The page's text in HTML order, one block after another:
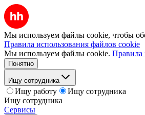
Мы используем файлы cookie, чтобы
Правила использования файлов cookie
Мы используем файлы cookie. Правила
Понятно
Ищу сотрудника
Ищу работу
Ищу сотрудника
Ищу сотрудника
Сервисы